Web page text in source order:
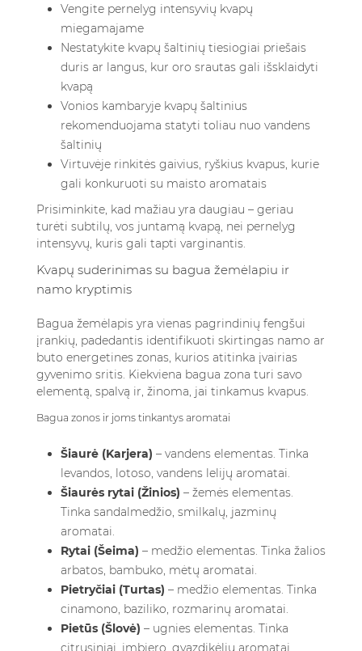
Vengite pernelyg intensyvių kvapų
miegamajame
Nestatykite kvapų šaltinių tiesiogiai priešais
duris ar langus, kur oro srautas gali išsklaidyti
kvapą
Vonios kambaryje kvapų šaltinius
rekomenduojama statyti toliau nuo vandens
šaltinių
Virtuvėje rinkitės gaivius, ryškius kvapus, kurie
gali konkuruoti su maisto aromatais
Prisiminkite, kad mažiau yra daugiau – geriau
turėti subtilų, vos juntamą kvapą, nei pernelyg
intensyvų, kuris gali tapti varginantis.
Kvapų suderinimas su bagua žemėlapiu ir
namo kryptimis
Bagua žemėlapis yra vienas pagrindinių fengšui
įrankių, padedantis identifikuoti skirtingas namo ar
buto energetines zonas, kurios atitinka įvairias
gyvenimo sritis. Kiekviena bagua zona turi savo
elementą, spalvą ir, žinoma, jai tinkamus kvapus.
Bagua zonos ir joms tinkantys aromatai
Šiaurė (Karjera) – vandens elementas. Tinka
levandos, lotoso, vandens lelijų aromatai.
Šiaurės rytai (Žinios) – žemės elementas.
Tinka sandalmedžio, smilkalų, jazminų
aromatai.
Rytai (Šeima) – medžio elementas. Tinka žalios
arbatos, bambuko, mėtų aromatai.
Pietryčiai (Turtas) – medžio elementas. Tinka
cinamono, baziliko, rozmarinų aromatai.
Pietūs (Šlovė) – ugnies elementas. Tinka
citrusiniai, imbiero, gvazdikėlių aromatai.